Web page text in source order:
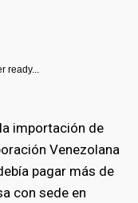
ready...
importación de
Venezolana
pagar más de
con sede en